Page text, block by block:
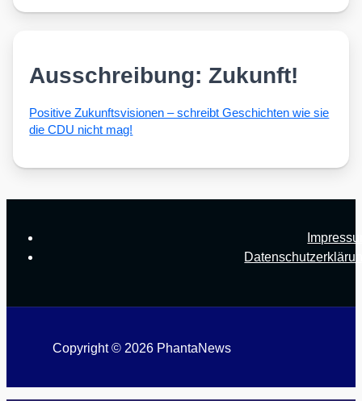
Ausschreibung: Zukunft!
Posi­ti­ve Zukunfts­vi­sio­nen – schreibt Geschich­ten wie sie
die CDU nicht mag!
Copyright © 2026 PhantaNews